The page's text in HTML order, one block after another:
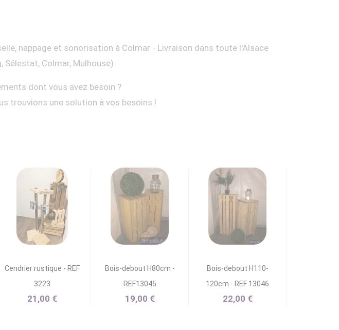
nappage et sonorisation à Colmar - Livraison dans toute l'Alsace
Sélestat, Colmar, Mulhouse)
dont vous avez besoin ?
trouvions une solution à vos besoins !
Cendrier rustique - REF
3223
21,00 €
Bois-debout H80cm -
REF13045
19,00 €
Bois-debout H110-
120cm - REF 13046
22,00 €